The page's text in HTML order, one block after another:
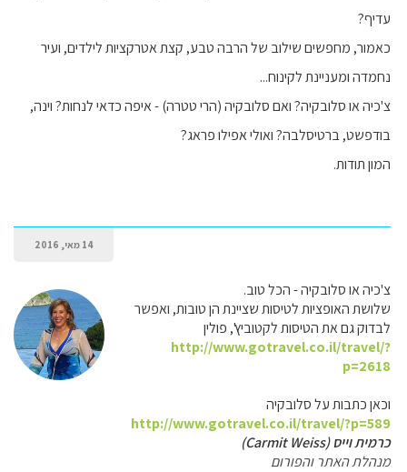
עדיף?
כאמור, מחפשים שילוב של הרבה טבע, קצת אטרקציות לילדים, ועיר
נחמדה ומעניינת לקינוח...
צ'כיה או סלובקיה? ואם סלובקיה (הרי טטרה) - איפה כדאי לנחות? וינה,
בודפשט, ברטיסלבה? ואולי אפילו פראג?
המון תודות.
14 מאי, 2016
צ'כיה או סלובקיה - הכל טוב.
שלושת האופציות לטיסות שציינת הן טובות, ואפשר
לבדוק גם את הטיסות לקטוביץ', פולין
http://www.gotravel.co.il/travel/?
p=2618
וכאן כתבות על סלובקיה
http://www.gotravel.co.il/travel/?p=589
כרמית וייס (Carmit Weiss)
מנהלת האתר והפורום